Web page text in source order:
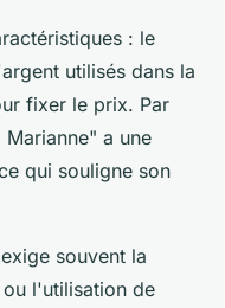
: le
utilisés dans la
fixer le prix. Par
a une
qui souligne son
souvent la
l'utilisation de